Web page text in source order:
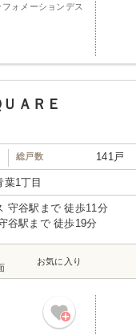
ォメーションデス
ＡＲＥ
総戸数 141戸
1丁目
守谷駅まで 徒歩11分
谷駅まで 徒歩19分
お気に入り